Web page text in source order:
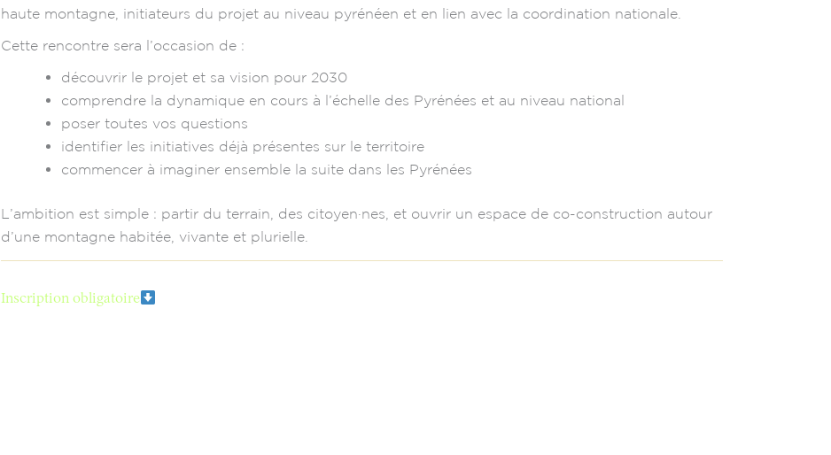
haute montagne, initiateurs du projet au niveau pyrénéen et en lien avec la coordination nationale.
Cette rencontre sera l’occasion de :
découvrir le projet et sa vision pour 2030
comprendre la dynamique en cours à l’échelle des Pyrénées et au niveau national
poser toutes vos questions
identifier les initiatives déjà présentes sur le territoire
commencer à imaginer ensemble la suite dans les Pyrénées
L’ambition est simple : partir du terrain, des citoyen·nes, et ouvrir un espace de co-construction autour
d’une montagne habitée, vivante et plurielle.
Inscription obligatoire